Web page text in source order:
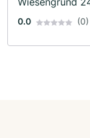
0.0 (0)